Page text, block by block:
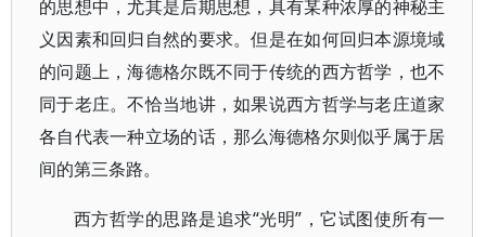
的思想中，尤其是后期思想，具有某种浓厚的神秘主
义因素和回归自然的要求。但是在如何回归本源境域
的问题上，海德格尔既不同于传统的西方哲学，也不
同于老庄。不恰当地讲，如果说西方哲学与老庄道家
各自代表一种立场的话，那么海德格尔则似乎属于居
间的第三条路。
西方哲学的思路是追求“光明”，它试图使所有一